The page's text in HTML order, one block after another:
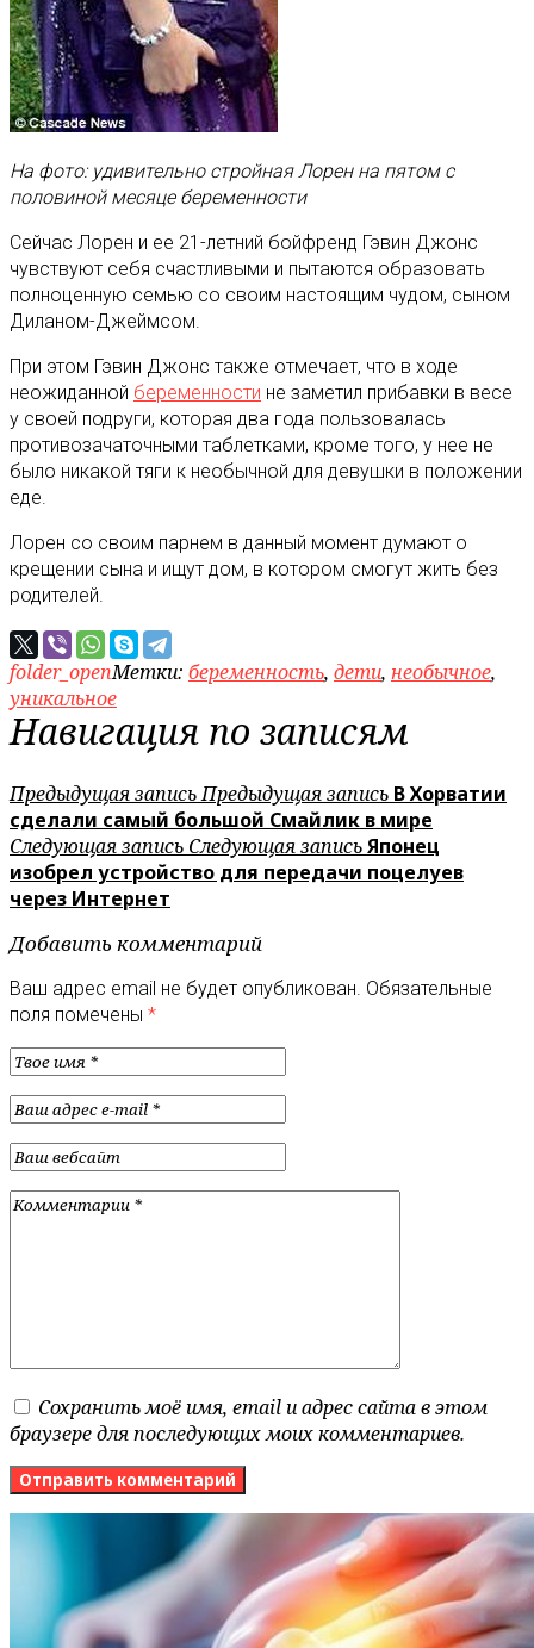
На фото: удивительно стройная Лорен на пятом с
половиной месяце беременности
Сейчас Лорен и ее 21-летний бойфренд Гэвин Джонс
чувствуют себя счастливыми и пытаются образовать
полноценную семью со своим настоящим чудом, сыном
Диланом-Джеймсом.
При этом Гэвин Джонс также отмечает, что в ходе
неожиданной беременности не заметил прибавки в весе
у своей подруги, которая два года пользовалась
противозачаточными таблетками, кроме того, у нее не
было никакой тяги к необычной для девушки в положении
еде.
Лорен со своим парнем в данный момент думают о
крещении сына и ищут дом, в котором смогут жить без
родителей.
folder_openМетки: беременность, дети, необычное,
уникальное
Навигация по записям
Предыдущая записьПредыдущая запись В Хорватии
сделали самый большой Смайлик в мире
Следующая запись Следующая записьЯпонец
изобрел устройство для передачи поцелуев
через Интернет
Добавить комментарий
Ваш адрес email не будет опубликован. Обязательные
поля помечены *
Сохранить моё имя, email и адрес сайта в этом
браузере для последующих моих комментариев.